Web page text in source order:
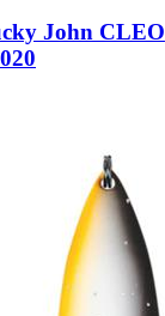
John CLEO